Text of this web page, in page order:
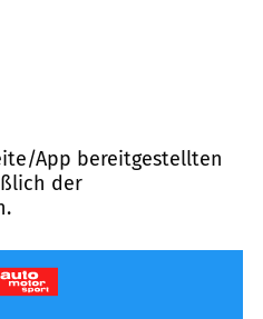
App bereitgestellten
der